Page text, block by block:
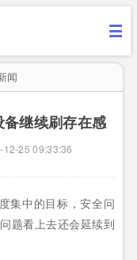
闻
继续刷存在感
12-25 09:33:36
集中的目标，安全问
题看上去还会延续到